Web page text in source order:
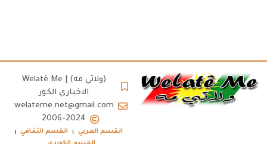
(ولاتي مه) | Welatê Me
الاخباري الكور
welateme.net@gmail.com
2006-2024
القسم العربي
القسم الثقافي